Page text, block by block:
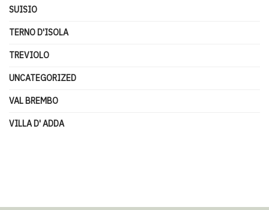
SUISIO
TERNO D'ISOLA
TREVIOLO
UNCATEGORIZED
VAL BREMBO
VILLA D' ADDA